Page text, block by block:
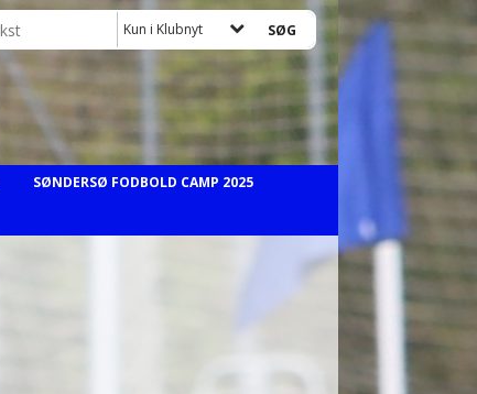
Kun i Klubnyt
SØNDERSØ FODBOLD CAMP 2025